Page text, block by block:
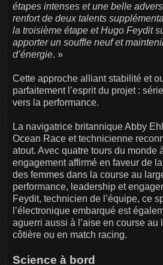
étapes intenses et une belle
renfort de deux talents
la troisième étape et Hugo Feydit
apporter un souffle neuf et
d’énergie. »
Cette approche alliant stabilité et
parfaitement l’esprit du projet :
vers la performance.
La navigatrice britannique Abby
Ocean Race et technicienne
atout. Avec quatre tours du monde
engagement affirmé en faveur de
des femmes dans la course au
performance, leadership et
Feydit, technicien de l’équipe, ce
l’électronique embarqué est
aguerri aussi à l’aise en course au
côtière ou en match racing.
Science à bord